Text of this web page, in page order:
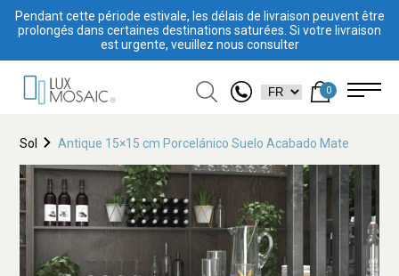
Pendant cette période estivale, les délais de livraison peuvent être
prolongés dans certaines destinations saturées. Si votre livraison
est urgente, veuillez nous consulter
0
Sol Antique 15×15 cm Porcelánico Suelo Acabado Mate